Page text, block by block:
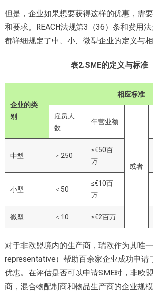
但是，企业如果想要获得这样的优惠，需
和要求。REACH法规第3（36）条和费用
都详细规定了中、小、微型企业的定义与相
表2.SME的定义与标准
企业的类
别
相应标准
雇员人
数
年营业额
或者
中型 ＜250
≤€50百
万
小型 ＜50
≤€10百
万
微型 ＜10 ≤€2百万
对于非欧盟境内的生产商，瑞欧作为其唯
representative）帮助百余家企业成功申请
优惠。在评估是否可以申请SME时，非欧
商，混合物配制商和物品生产商的企业规